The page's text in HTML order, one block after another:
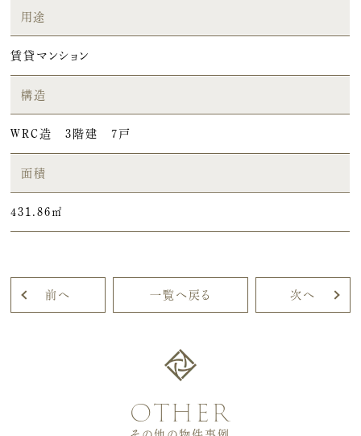
用途
賃貸マンション
構造
WRC造 3階建 7戸
面積
431.86㎡
前へ 一覧へ戻る 次へ
other